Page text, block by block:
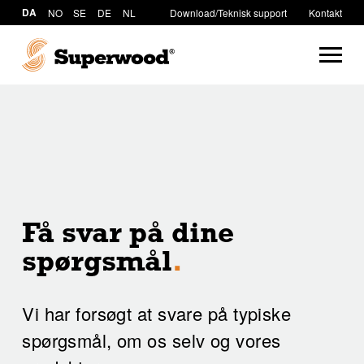
DA NO SE DE NL Download/Teknisk support Kontakt
Få svar på dine
spørgsmål.
Vi har forsøgt at svare på typiske
spørgsmål, om os selv og vores